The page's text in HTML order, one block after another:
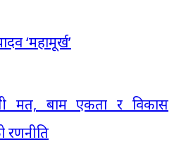
‘महामूर्ख’
मत, बाम एकता र विकास
रणनीति